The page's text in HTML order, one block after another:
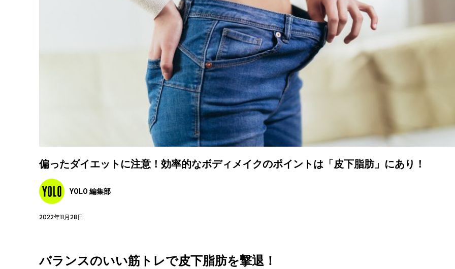
偏ったダイエットに注意！効率的なボディメイクのポイントは「皮下脂肪」にあり！
YOLO 編集部
2022年11月28日
バランスのいい筋トレで皮下脂肪を撃退！